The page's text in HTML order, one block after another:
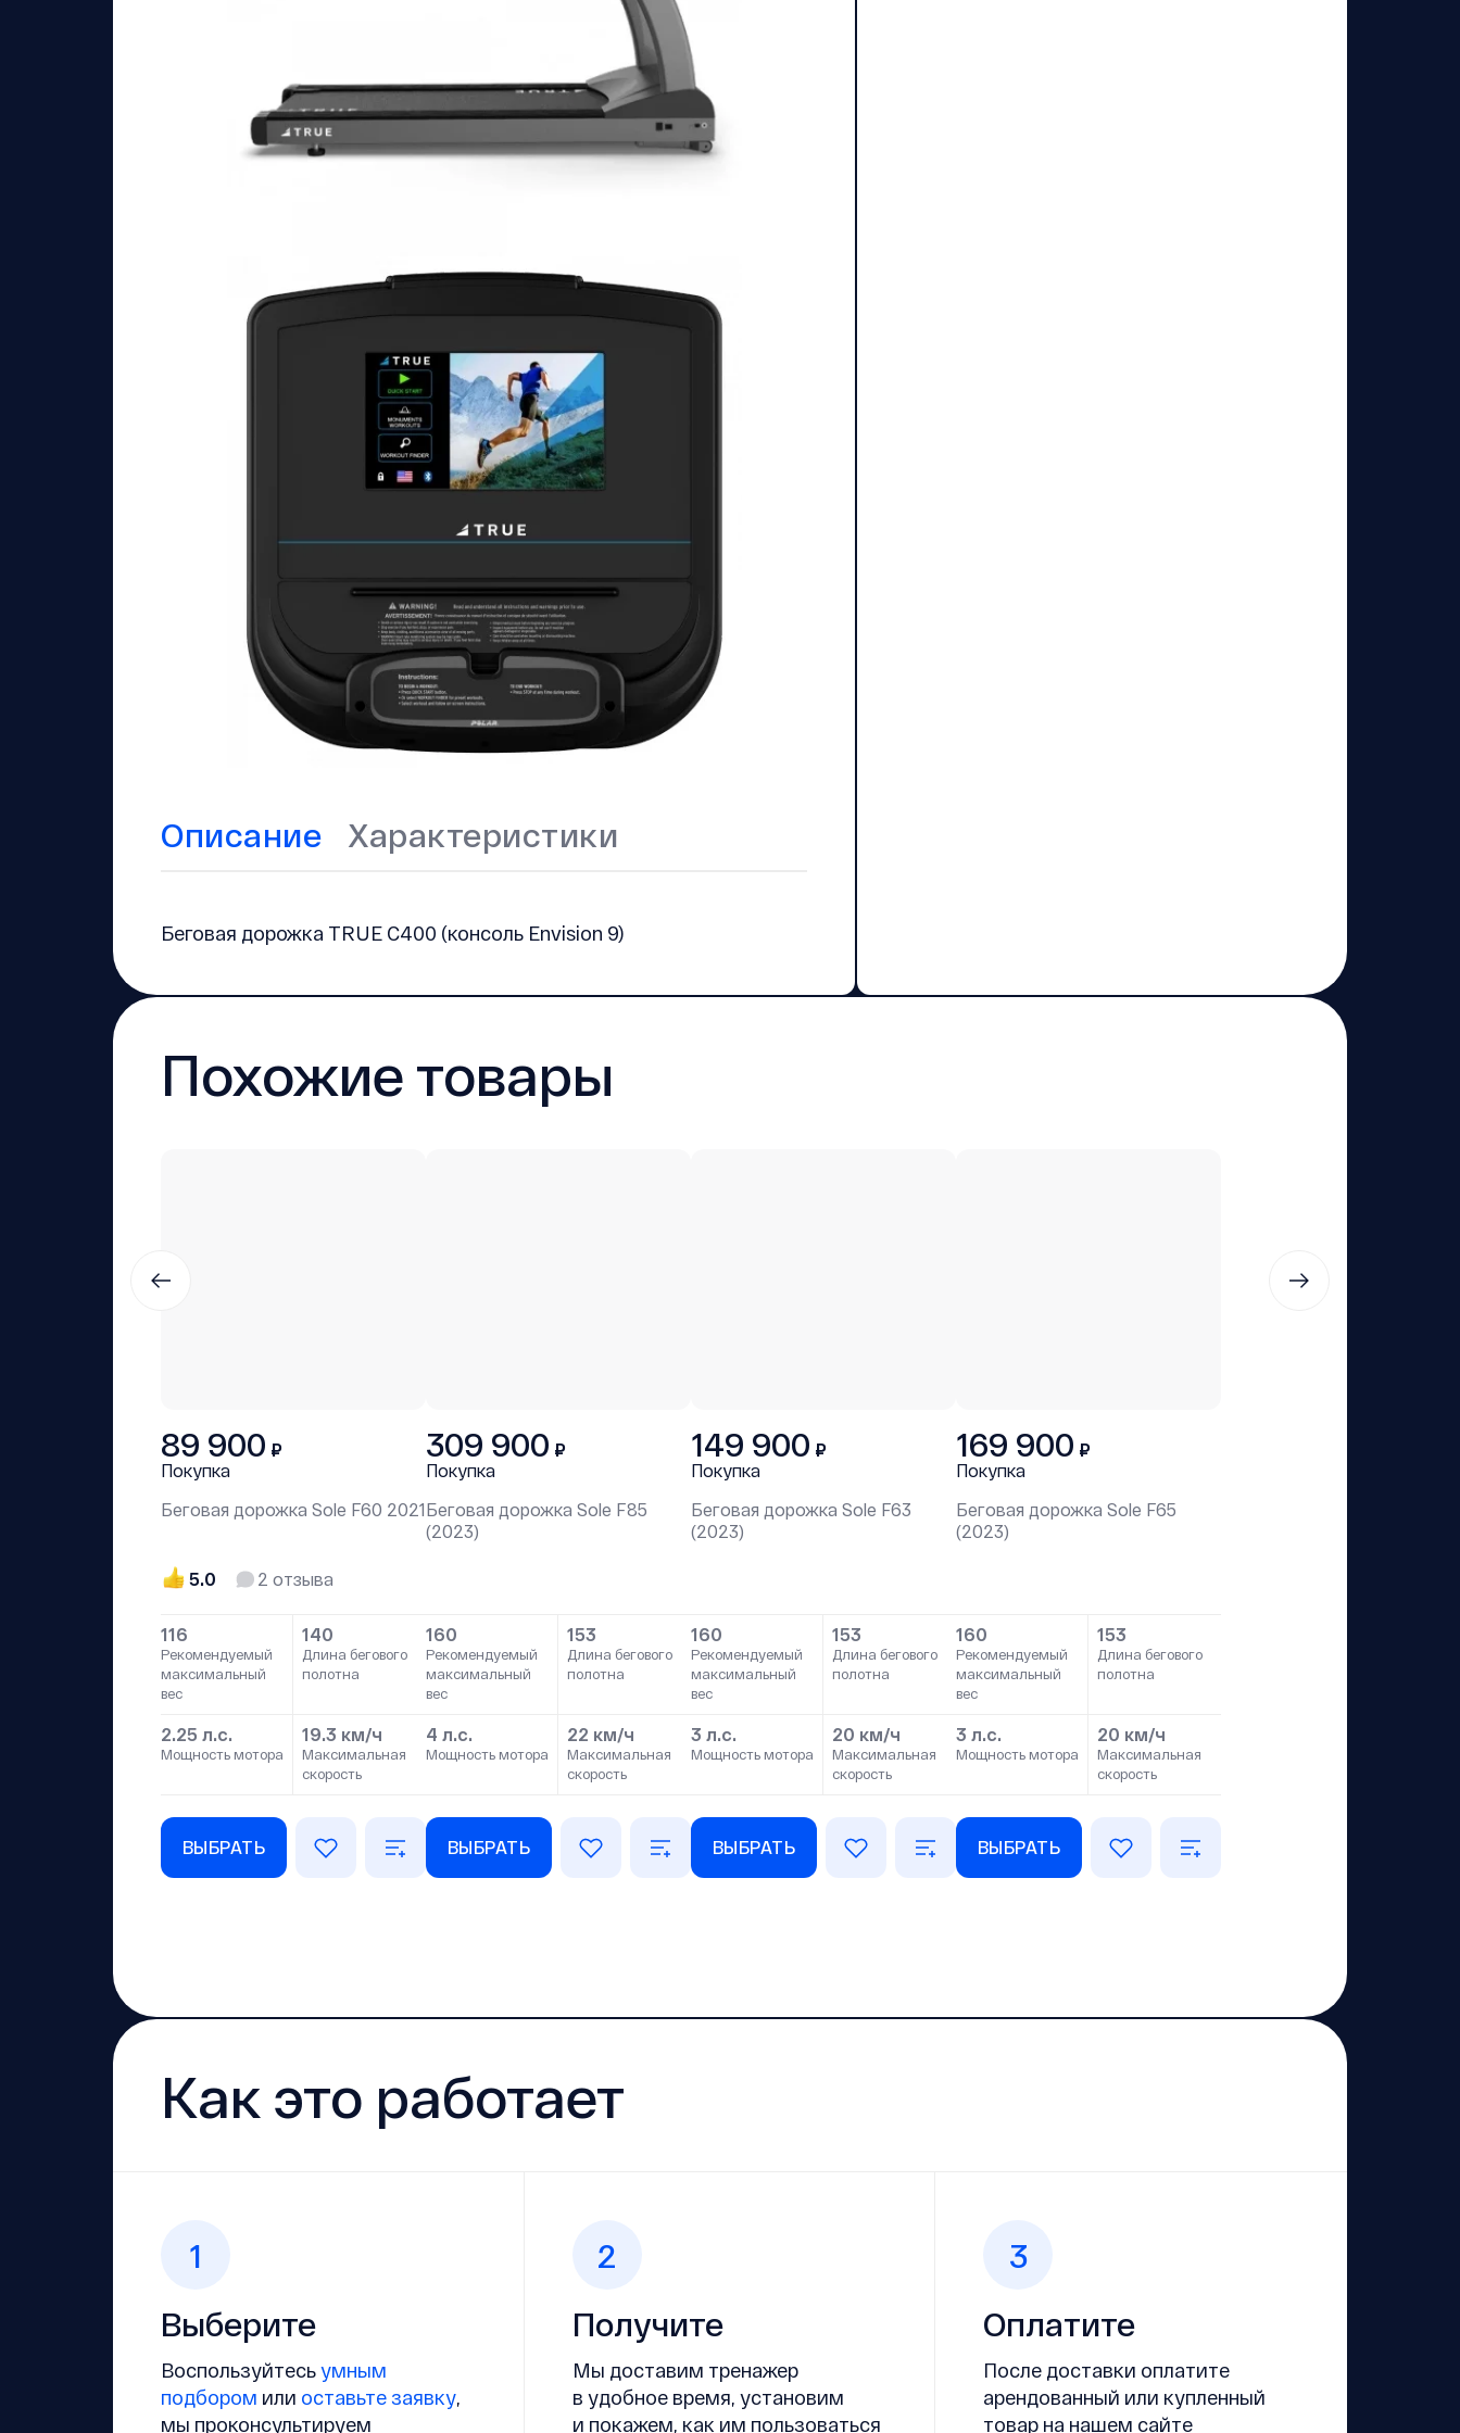
Описание Характеристики
Беговая дорожка TRUE C400 (консоль Envision 9)
Похожие товары
89 900 ₽
Покупка
Беговая дорожка Sole F60 2021
5.0 2 отзыва
116
Рекомендуемый
максимальный
вес
140
Длина бегового
полотна
2.25 л.с.
Мощность мотора
19.3 км/ч
Максимальная
скорость
ВЫБРАТЬ
309 900 ₽
Покупка
Беговая дорожка Sole F85
(2023)
160
Рекомендуемый
максимальный
вес
153
Длина бегового
полотна
4 л.с.
Мощность мотора
22 км/ч
Максимальная
скорость
ВЫБРАТЬ
149 900 ₽
Покупка
Беговая дорожка Sole F63
(2023)
160
Рекомендуемый
максимальный
вес
153
Длина бегового
полотна
3 л.с.
Мощность мотора
20 км/ч
Максимальная
скорость
ВЫБРАТЬ
169 900 ₽
Покупка
Беговая дорожка Sole F65
(2023)
160
Рекомендуемый
максимальный
вес
153
Длина бегового
полотна
3 л.с.
Мощность мотора
20 км/ч
Максимальная
скорость
ВЫБРАТЬ
Как это работает
1
Выберите
Воспользуйтесьумным
подбором или оставьте заявку,
мы проконсультируем
2
Получите
Мы доставим тренажер
в удобное время, установим
и покажем, как им пользоваться
3
Оплатите
После доставки оплатите
арендованный или купленный
товар на нашем сайте